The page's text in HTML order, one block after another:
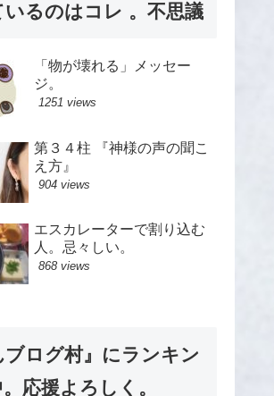
るのはコレ 。不思議
「物が壊れる」メッセー
ジ。
1251 views
第３４柱 『神様の声の聞こ
え方』
904 views
エスカレーターで割り込む
人。忌々しい。
868 views
ブログ村』にランキン
応援よろしく。